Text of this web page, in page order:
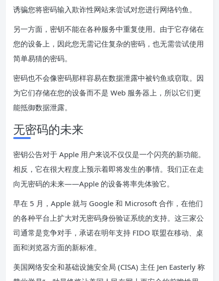
诱骗您将密码输入欺诈性网站来尝试对您进行网络钓鱼。
另一方面，密钥不能在各种服务中重复使用。由于它存储在
您的设备上，因此您无需记住复杂的密码，也无需尝试使用
简单易猜的密码。
密码也不会像密码那样容易在数据泄露中被钓鱼或窃取。因
为它们存储在您的设备而不是 Web 服务器上，所以它们更
能抵御数据泄露。
无密码的未来
密钥公告对于 Apple 用户来说不仅仅是一个闪亮的新功能。
相反，它在很大程度上预示着即将发生的事情。我们正在走
向无密码的未来——Apple 的设备将率先体验它。
早在 5 月，Apple 就与 Google 和 Microsoft 合作，在他们
的各种平台上扩大对无密码身份验证系统的支持。 这三家公
司通常是竞争对手，承诺在明年支持 FIDO 联盟在移动、桌
面和浏览器方面的新标准。
美国网络安全和基础设施安全局 (CISA) 主任 Jen Easterly 称